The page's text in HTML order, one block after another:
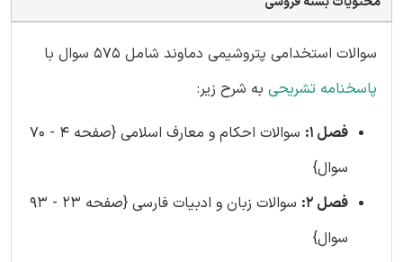
سوالات استخدامی پتروشیمی دماوند شامل 575 سوال با
پاسخنامه تشریحی به شرح زیر:
فصل 1:
سوالات احکام و معارف اسلامی {صفحه 4 - 70
سوال}
فصل 2:
سوالات زبان و ادبیات فارسی {صفحه 23 - 93
سوال}